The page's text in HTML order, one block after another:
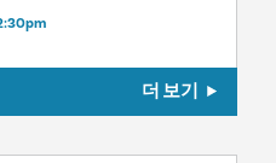
더 보기